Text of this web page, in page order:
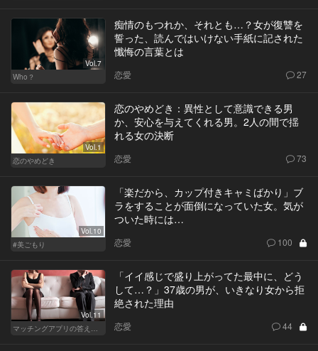
Vol.7
Who？
痴情のもつれか、それとも…？女が復讐を
誓った、読んではいけない手紙に記された
懺悔の言葉とは
恋愛 27
Vol.1
恋のやめどき
恋のやめどき：異性として意識できる男
か、安心を与えてくれる男。2人の間で揺
れる女の決断
恋愛 73
Vol.10
#美ごもり
「楽だから、カップ付きキャミばかり」ブ
ラをすることが面倒になっていた女。気が
ついた時には…
恋愛 100
Vol.11
「イイ感じで盛り上がってた最中に、どう
して…？」37歳の男が、いきなり女から拒
絶された理由
恋愛 44